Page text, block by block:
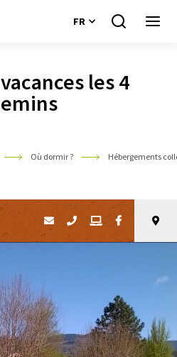
FR
Je
les 4
Où dormir ? Hébergements